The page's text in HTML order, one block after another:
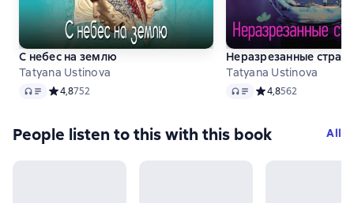
С небес на землю
Tatyana Ustinova
Audio Средний рейтинг 4,8 на основе 752 оценок
4,8752
Неразрезанные
Tatyana Ustinova
Audio Средний рейтинг
4,8562
People listen to this with this book All